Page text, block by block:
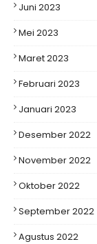
Juni 2023
Mei 2023
Maret 2023
Februari 2023
Januari 2023
Desember 2022
November 2022
Oktober 2022
September 2022
Agustus 2022